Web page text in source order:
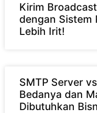
Kirim
dengan Sistem
Lebih Irit!
SMTP Server
Bedanya dan
Dibutuhkan